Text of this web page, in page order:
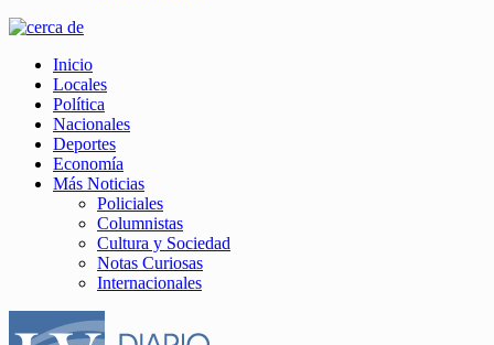
Inicio
Locales
Política
Nacionales
Deportes
Economía
Más Noticias
Policiales
Columnistas
Cultura y Sociedad
Notas Curiosas
Internacionales